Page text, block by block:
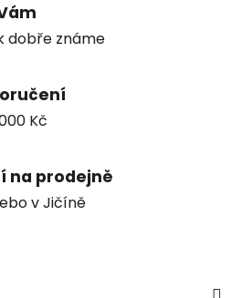
dobře známe
Kč
na prodejně
v Jičíně